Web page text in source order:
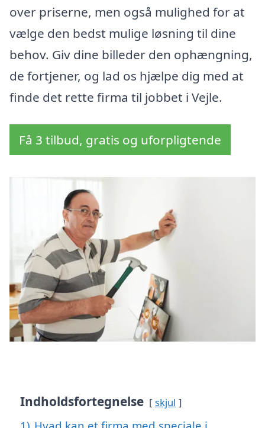
over priserne, men også mulighed for at
vælge den bedst mulige løsning til dine
behov. Giv dine billeder den ophængning,
de fortjener, og lad os hjælpe dig med at
finde det rette firma til jobbet i Vejle.
Få 3 tilbud, gratis og uforpligtende
Indholdsfortegnelse skjul